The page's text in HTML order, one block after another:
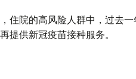
住院的高风险人群中，过去
提供新冠疫苗接种服务。